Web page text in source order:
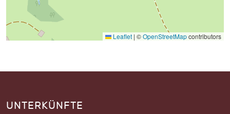
Leaflet | ©OpenStreetMapcontributors
UNTERKÜNFTE